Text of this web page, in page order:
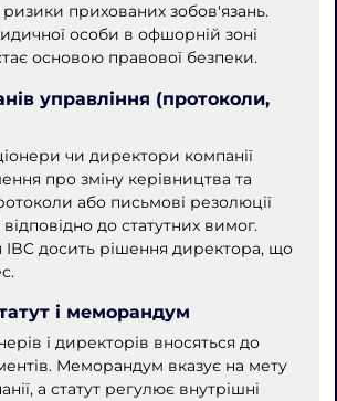
прихованих зобов'язань.
особи в офшорній зоні
основою правової безпеки.
управління (протоколи,
чи директори компанії
про зміну керівництва та
або письмові резолюції
до статутних вимог.
досить рішення директора, що
і меморандум
і директорів вносяться до
Меморандум вказує на мету
а статут регулює внутрішні